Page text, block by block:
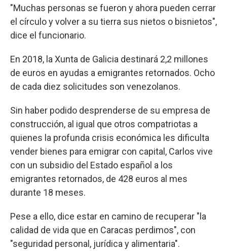
"Muchas personas se fueron y ahora pueden cerrar
el círculo y volver a su tierra sus nietos o bisnietos",
dice el funcionario.
En 2018, la Xunta de Galicia destinará 2,2 millones
de euros en ayudas a emigrantes retornados. Ocho
de cada diez solicitudes son venezolanos.
Sin haber podido desprenderse de su empresa de
construcción, al igual que otros compatriotas a
quienes la profunda crisis económica les dificulta
vender bienes para emigrar con capital, Carlos vive
con un subsidio del Estado español a los
emigrantes retornados, de 428 euros al mes
durante 18 meses.
Pese a ello, dice estar en camino de recuperar "la
calidad de vida que en Caracas perdimos", con
"seguridad personal, jurídica y alimentaria".